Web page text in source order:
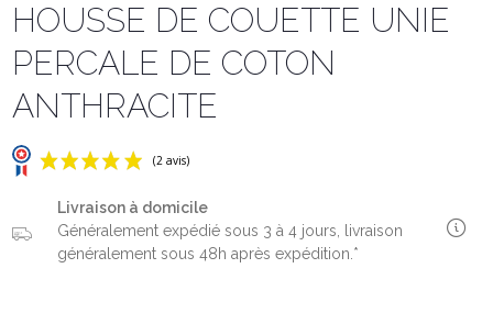
HOUSSE DE COUETTE UNIE
PERCALE DE COTON
ANTHRACITE
Livraison à domicile
Généralement expédié sous 3 à 4 jours, livraison
généralement sous 48h après expédition.*